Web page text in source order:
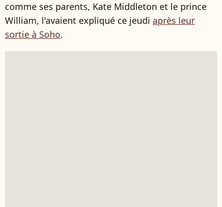
comme ses parents, Kate Middleton et le prince
William, l'avaient expliqué ce jeudi après leur
sortie à Soho.